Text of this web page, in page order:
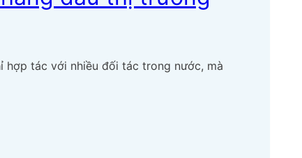
hợp tác với nhiều đối tác trong nước, mà